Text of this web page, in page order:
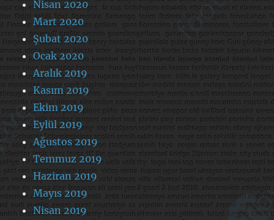
Nisan 2020
Mart 2020
Şubat 2020
Ocak 2020
Aralık 2019
Kasım 2019
Ekim 2019
Eylül 2019
Ağustos 2019
Temmuz 2019
Haziran 2019
Mayıs 2019
Nisan 2019